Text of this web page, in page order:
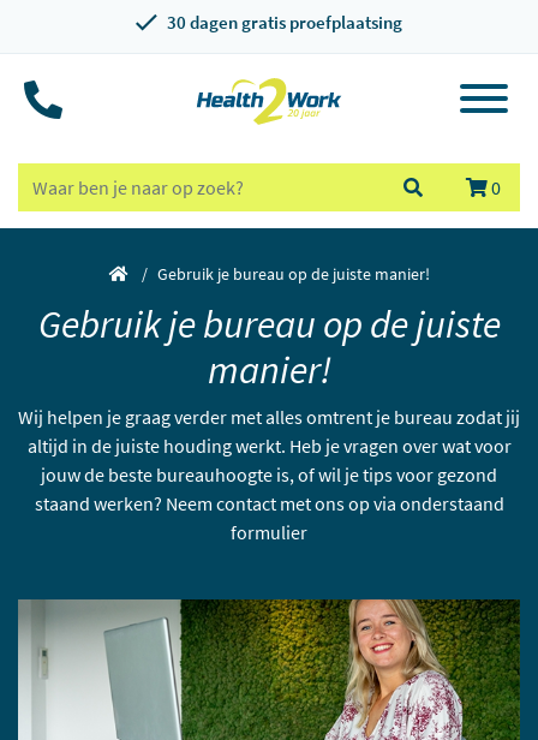
30 dagen gratis proefplaatsing
0
Gebruik je bureau op de juiste manier!
Gebruik je bureau op de juiste
manier!
Wij helpen je graag verder met alles omtrent je bureau zodat jij
altijd in de juiste houding werkt. Heb je vragen over wat voor
jouw de beste bureauhoogte is, of wil je tips voor gezond
staand werken? Neem contact met ons op via onderstaand
formulier